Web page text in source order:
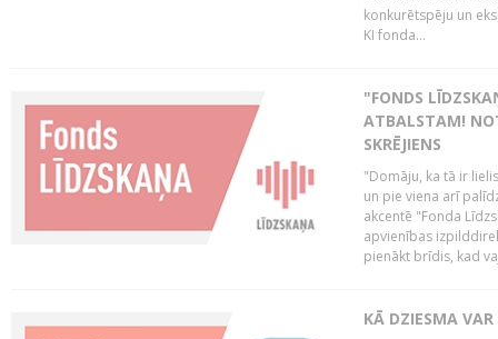
konkurētspēju un
KI fonda...
"FONDS
ATBALSTAM!
SKRĒJIENS
"Domāju, ka tā ir
un pie viena arī
akcentē "Fonda
apvienības
pienākt brīdis, kad
KĀ DZIESMA